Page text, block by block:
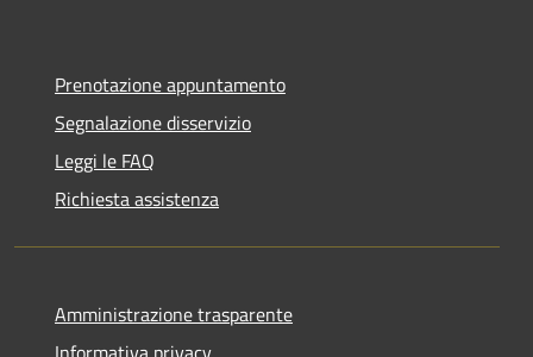
Prenotazione appuntamento
Segnalazione disservizio
Leggi le FAQ
Richiesta assistenza
Amministrazione trasparente